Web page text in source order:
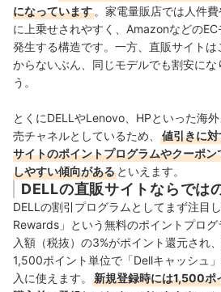
になっています 。家電量販店では人件
に上乗せされやすく、Amazonなどの
発生する構造です。一方、直販サイト
からないぶん、同じモデルでも割安にな
う。
とくにDELLやLenovo、HPといった海
売チャネルとしているため、
値引きに
サイトのポイントプログラムやクーポ
しやすい傾向がある といえます。
DELLの直販サイトならでは
DELLの割引プログラムとしてまず注目
Rewards」という無料のポイントプロ
入額（税抜）の3%がポイント還元され
1,500ポイント単位で「Dellキャッシュ
入に使えます。
新規登録時には1,500ポ